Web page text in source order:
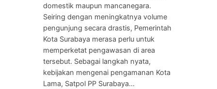
domestik maupun mancanegara.
Seiring dengan meningkatnya volume
pengunjung secara drastis, Pemerintah
Kota Surabaya merasa perlu untuk
memperketat pengawasan di area
tersebut. Sebagai langkah nyata,
kebijakan mengenai pengamanan Kota
Lama, Satpol PP Surabaya…